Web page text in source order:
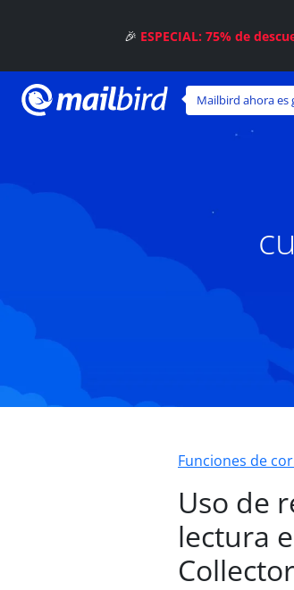
Mailbird ahora es
Funciones de
Uso de
lectura
🎉 ESPECIAL: 75% de